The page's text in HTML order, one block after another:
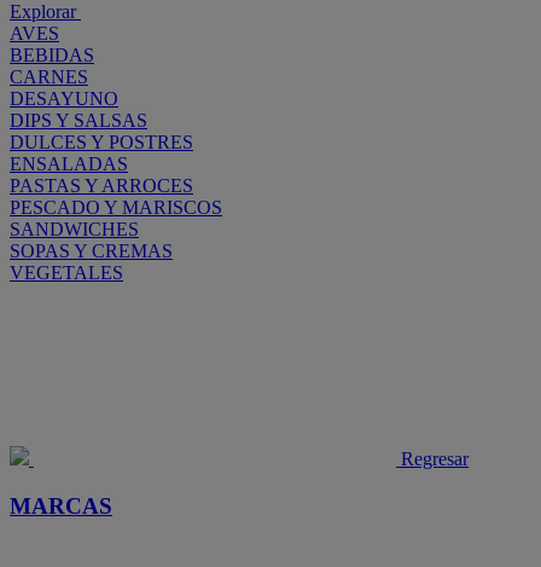
Explorar
AVES
BEBIDAS
CARNES
DESAYUNO
DIPS Y SALSAS
DULCES Y POSTRES
ENSALADAS
PASTAS Y ARROCES
PESCADO Y MARISCOS
SANDWICHES
SOPAS Y CREMAS
VEGETALES
Regresar
MARCAS